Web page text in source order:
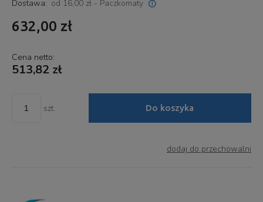
Dostawa: od 16,00 zł - Paczkomaty
Cena nie zawiera ewentualnych kosztów płatności
632,00 zł
Cena netto:
513,82 zł
szt. Do koszyka
dodaj do przechowalni